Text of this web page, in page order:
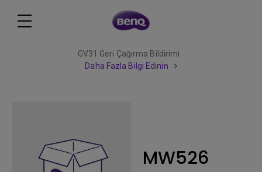
GV31 Geri Çağırma Bildirimi
Daha Fazla Bilgi Edinin
MW526